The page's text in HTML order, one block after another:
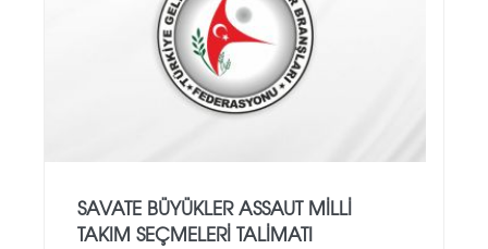
SAVATE BÜYÜKLER ASSAUT MİLLİ
TAKIM SEÇMELERİ TALİMATI